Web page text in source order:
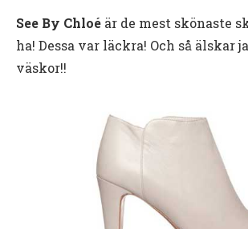
See By Chloé är de mest skönaste
ha! Dessa var läckra! Och så älskar
väskor!!